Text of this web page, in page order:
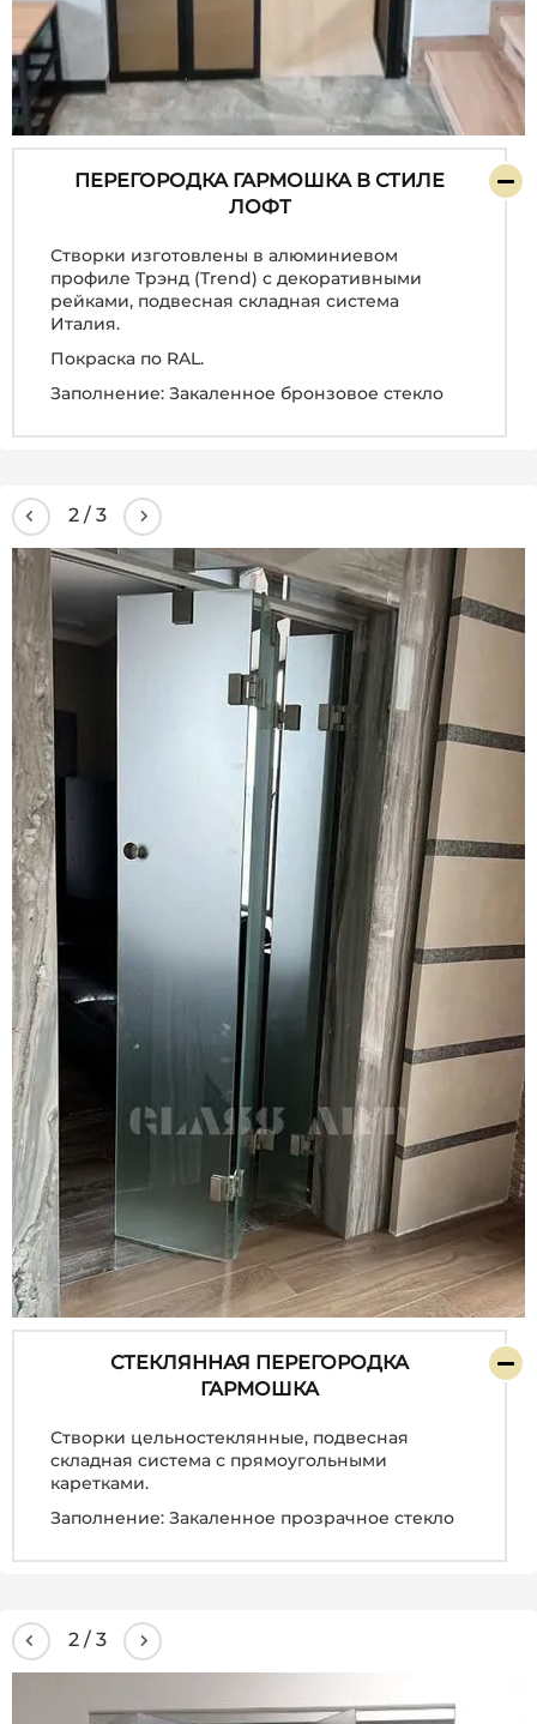
ПЕРЕГОРОДКА ГАРМОШКА В СТИЛЕ
ЛОФТ
Створки изготовлены в алюминиевом
профиле Трэнд (Trend) с декоративными
рейками, подвесная складная система
Италия.
Покраска по RAL.
Заполнение: Закаленное бронзовое стекло
3/ 3
СТЕКЛЯННАЯ ПЕРЕГОРОДКА
ГАРМОШКА
Створки цельностеклянные, подвесная
складная система с прямоугольными
каретками.
Заполнение: Закаленное прозрачное стекло
3/ 3